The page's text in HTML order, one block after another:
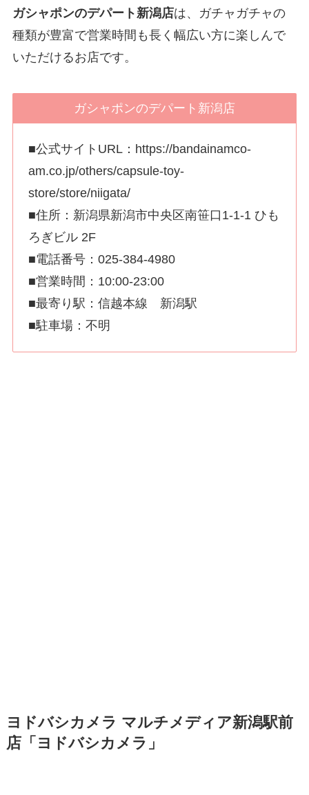
ガシャポンのデパート新潟店は、ガチャガチャの
種類が豊富で営業時間も長く幅広い方に楽しんで
いただけるお店です。
ガシャポンのデパート新潟店
■公式サイトURL：https://bandainamco-
am.co.jp/others/capsule-toy-
store/store/niigata/
■住所：新潟県新潟市中央区南笹口1-1-1 ひも
ろぎビル 2F
■電話番号：025-384-4980
■営業時間：10:00-23:00
■最寄り駅：信越本線 新潟駅
■駐車場：不明
ヨドバシカメラ マルチメディア新潟駅前
店「ヨドバシカメラ」